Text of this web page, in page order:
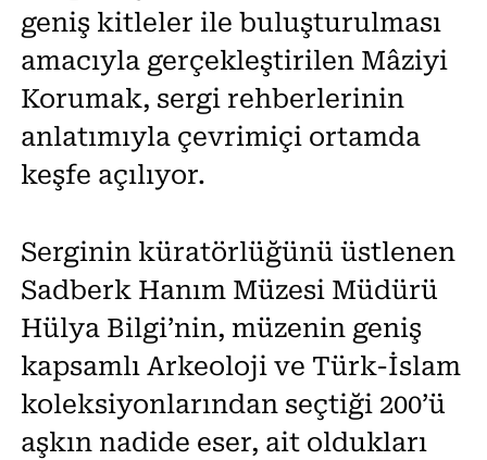
geniş kitleler ile buluşturulması
amacıyla gerçekleştirilen Mâziyi
Korumak, sergi rehberlerinin
anlatımıyla çevrimiçi ortamda
keşfe açılıyor.
Serginin küratörlüğünü üstlenen
Sadberk Hanım Müzesi Müdürü
Hülya Bilgi’nin, müzenin geniş
kapsamlı Arkeoloji ve Türk-İslam
koleksiyonlarından seçtiği 200’ü
aşkın nadide eser, ait oldukları